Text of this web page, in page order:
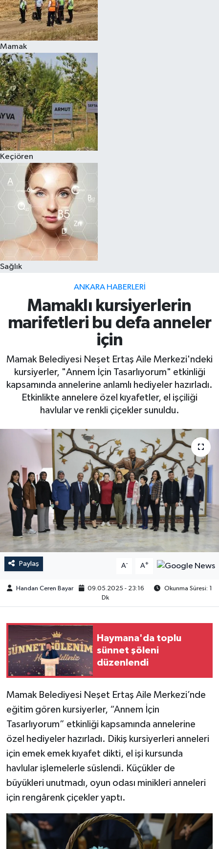
Mamak
Keçiören
Sağlık
ANKARA HABERLERI
Mamaklı kursiyerlerin
marifetleri bu defa anneler
için
Mamak Belediyesi Neşet Ertaş Aile Merkezi'ndeki
kursiyerler, "Annem İçin Tasarlıyorum" etkinliği
kapsamında annelerine anlamlı hediyeler hazırladı.
Etkinlikte annelere özel kıyafetler, el işçiliği
havlular ve renkli çiçekler sunuldu.
Paylaş A- A+
Handan Ceren Bayar 09.05.2025 - 23:16
Okunma Süresi: 1
Dk
Haymana'da toplu
sünnet şöleni
düzenlendi
Mamak Belediyesi Neşet Ertaş Aile Merkezi’nde
eğitim gören kursiyerler, “Annem İçin
Tasarlıyorum” etkinliği kapsamında annelerine
özel hediyeler hazırladı. Dikiş kursiyerleri anneleri
için emek emek kıyafet dikti, el işi kursunda
havlular işlemelerle süslendi. Küçükler de
büyükleri unutmadı, oyun odası minikleri anneleri
için rengârenk çiçekler yaptı.